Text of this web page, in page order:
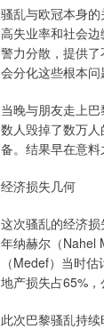
骚乱与欧冠本身
高失业率和社会
警力分散，提供
会分化这些根本问
当晚与朋友走上
数人毁掉了数万
备。结果早在意料
经济损失几何
这次骚乱的经济
年纳赫尔（Nahel
（Medef）当时
地产损失占65%，
此次巴黎骚乱持